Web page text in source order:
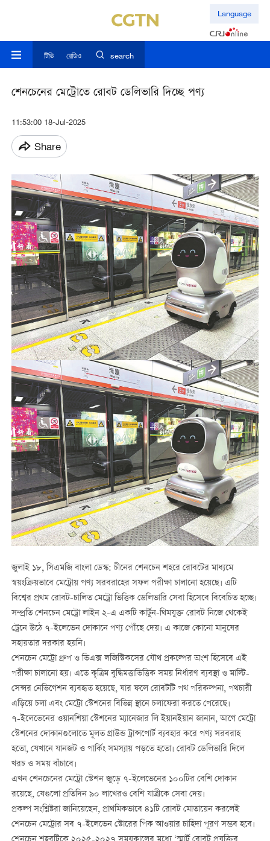
Language
টিভি রেডিও search
শেনচেনের মেট্রোতে রোবট ডেলিভারি দিচ্ছে পণ্য
11:53:00 18-Jul-2025
Share
জুলাই ১৮,সিএমজি বাংলা ডেস্ক:চীনের শেনচেন শহরে রোবটের মাধ্যমে
স্বয়ংক্রিয়ভাবে মেট্রোয় পণ্য সরবরাহের সফল পরীক্ষা চালানো হয়েছে। এটি
বিশ্বের প্রথম রোবট-চালিত মেট্রো ভিত্তিক ডেলিভারি সেবা হিসেবে বিবেচিত হচ্ছে।
সম্প্রতি শেনচেন মেট্রো লাইন ২-এ একটি কার্টুন-থিমযুক্ত রোবট নিজে থেকেই
ট্রেনে উঠে ৭-ইলেভেন দোকানে পণ্য পৌঁছে দেয়। এ কাজে কোনো মানুষের
সহায়তার দরকার হয়নি।
শেনচেন মেট্রো গ্রুপ ও ভিএক্স লজিস্টিকসের যৌথ প্রকল্পের অংশ হিসেবে এই
পরীক্ষা চালানো হয়। এতে কৃত্রিম বুদ্ধিমত্তাভিত্তিক সময় নির্ধারণ ব্যবস্থা ও মাল্টি-
সেন্সর নেভিগেশন ব্যবহৃত হয়েছে, যার ফলে রোবটটি পথ পরিকল্পনা, পথচারী
এড়িয়ে চলা এবং মেট্রো স্টেশনের বিভিন্ন স্থানে চলাফেরা করতে পেরেছে।
৭-ইলেভেনের ওয়ানশিয়া স্টেশনের ম্যানেজার লি ইয়ানইয়ান জানান, আগে মেট্রো
স্টেশনের দোকানগুলোতে মূলত গ্রাউন্ড ট্রান্সপোর্ট ব্যবহার করে পণ্য সরবরাহ
হতো, যেখানে যানজট ও পার্কিং সমস্যায় পড়তে হতো। রোবট ডেলিভারি দিলে
খরচ ও সময় বাঁচাবে।
এখন শেনচেনের মেট্রো স্টেশন জুড়ে ৭-ইলেভেনের ১০০টির বেশি দোকান
রয়েছে, যেগুলো প্রতিদিন ৯০ লাখেরও বেশি যাত্রীকে সেবা দেয়।
প্রকল্প সংশ্লিষ্টরা জানিয়েছেন, প্রাথমিকভাবে ৪১টি রোবট মোতায়েন করলেই
শেনচেন মেট্রোর সব ৭-ইলেভেন স্টোরের পিক আওয়ার চাহিদা পূরণ সম্ভব হবে।